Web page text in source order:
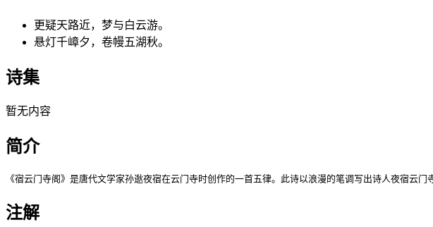
更疑天路近，梦与白云游。
悬灯千嶂夕，卷幔五湖秋。
诗集
暂无内容
简介
《宿云门寺阁》是唐代文学家孙逖夜宿在云门寺时创作的一首五律。此诗以浪漫的笔调写出诗人夜宿
注解